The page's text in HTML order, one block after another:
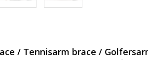
/ Tennisarm brace /